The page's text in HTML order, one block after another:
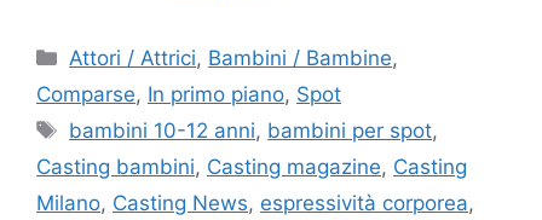
Categorie
Attori / Attrici, Bambini / Bambine,
Comparse, In primo piano, Spot
Tag
bambini 10-12 anni, bambini per spot,
Casting bambini, Casting magazine, Casting
Milano, Casting News, espressività corporea,